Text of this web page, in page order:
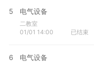
5 电气设备
二教室
01/01 14:00
已结束
6 电气设备